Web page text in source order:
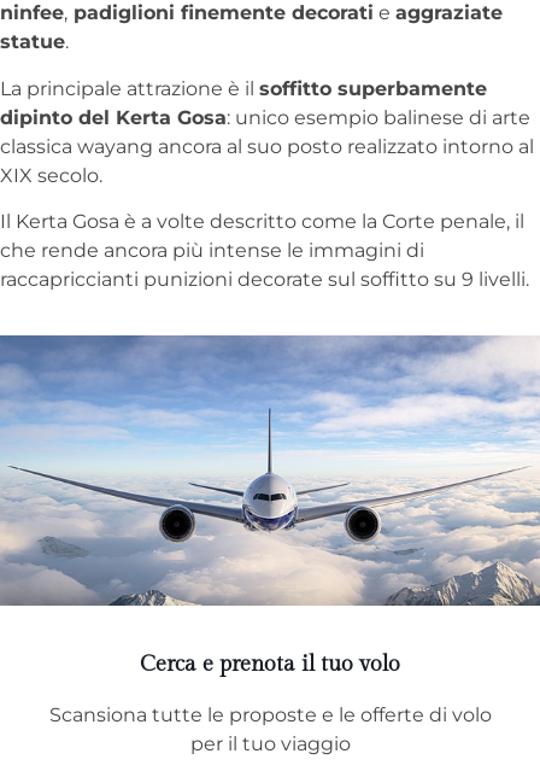
ninfee, padiglioni finemente decorati e aggraziate
statue.
La principale attrazione è il soffitto superbamente
dipinto del Kerta Gosa: unico esempio balinese di arte
classica wayang ancora al suo posto realizzato intorno al
XIX secolo.
Il Kerta Gosa è a volte descritto come la Corte penale, il
che rende ancora più intense le immagini di
raccapriccianti punizioni decorate sul soffitto su 9 livelli.
Cerca e prenota il tuo volo
Scansiona tutte le proposte e le offerte di volo
per il tuo viaggio